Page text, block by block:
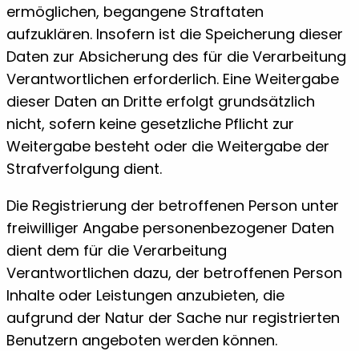
ermöglichen, begangene Straftaten
aufzuklären. Insofern ist die Speicherung dieser
Daten zur Absicherung des für die Verarbeitung
Verantwortlichen erforderlich. Eine Weitergabe
dieser Daten an Dritte erfolgt grundsätzlich
nicht, sofern keine gesetzliche Pflicht zur
Weitergabe besteht oder die Weitergabe der
Strafverfolgung dient.
Die Registrierung der betroffenen Person unter
freiwilliger Angabe personenbezogener Daten
dient dem für die Verarbeitung
Verantwortlichen dazu, der betroffenen Person
Inhalte oder Leistungen anzubieten, die
aufgrund der Natur der Sache nur registrierten
Benutzern angeboten werden können.